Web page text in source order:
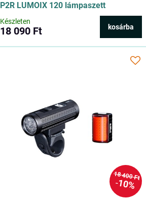
P2R LUMOIX 120 lámpaszett
Készleten
18 090 Ft kosárba
18 400 Ft
10%